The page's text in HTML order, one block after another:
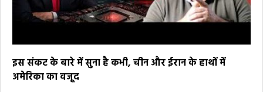
इस संकट के बारे में सुना है कभी, चीन और ईरान के हाथों में
अमेरिका का वजूद